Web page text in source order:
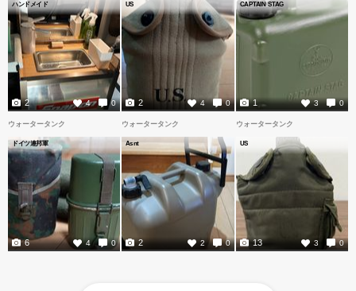
ハンドメイド
4 0
2
US
4 0
2
CAPTAIN STAG
3 0
1
ウォータータンク
ドイツ連邦軍
4 0
6
ウォータータンク
Asnt
2 0
2
ウォータータンク
US
3 0
13